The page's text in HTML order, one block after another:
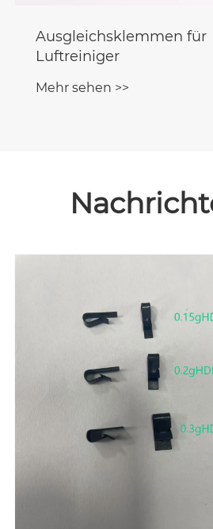
Stanzteile Zubehör für
Mehr sehen >>
Intelligent
Technology Co., Ltd. - -
Mehr sehen >>